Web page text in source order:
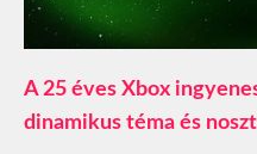
A 25 éves Xbox
dinamikus téma és